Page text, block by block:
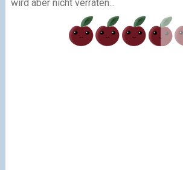
wird aber nicht verraten...